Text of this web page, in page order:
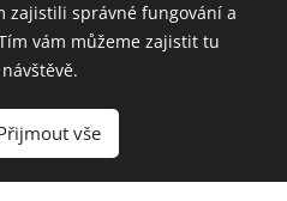
Praha |Lokality
Webnode
zajistili správné fungování a
vám můžeme zajistit tu
vše